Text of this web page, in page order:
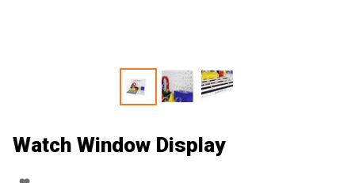
Watch Window Display